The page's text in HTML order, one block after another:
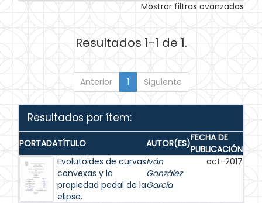
Mostrar filtros avanzados
Resultados 1-1 de 1.
Anterior 1 Siguiente
Resultados por ítem:
PORTADATÍTULO AUTOR(ES)FECHA DE
PUBLICACIÓN
Evolutoides de curvas
convexas y la
propiedad pedal de la
elipse.
Iván
González
García
oct-2017